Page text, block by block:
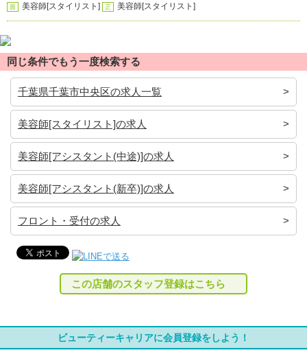
面 美容師[スタイリスト] 正 美容師[スタイリスト]
同じ条件でもう一度検索する
千葉県千葉市中央区の求人一覧
美容師[スタイリスト]の求人
美容師[アシスタント(中途)]の求人
美容師[アシスタント(新卒)]の求人
フロント・受付の求人
この店舗のスタッフ登録はこちら
ビューティーキャリアに会員登録をしよう！